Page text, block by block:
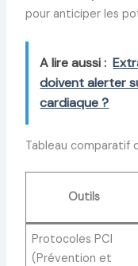
pour anticiper les
A lire aussi :
doivent alerter
cardiaque ?
Tableau comparatif
Outils
Protocoles PCI
(Prévention et